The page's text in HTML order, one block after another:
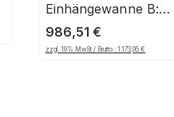
Einhängewanne B:
EHW 2700, lackiert,
Feuerrot
986,51€
zzgl. 19% MwSt / Brutto : 1.173,95€